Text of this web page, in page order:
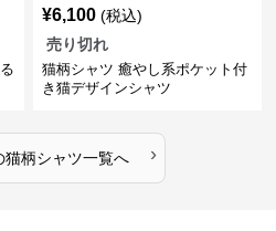
¥6,100 (税込)
売り切れ
猫柄シャツ 癒やし系ポケット付
き猫デザインシャツ
猫柄シャツ一覧へ ›